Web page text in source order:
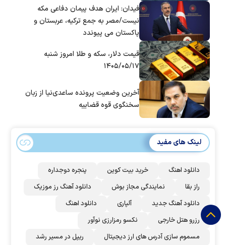
فیدان: ایران هدف پیمان دفاعی مکه
نیست/مصر به جمع ترکیه، عربستان و
پاکستان می پیوندد
قیمت دلار، سکه و طلا امروز شنبه
۱۴۰۵/۰۵/۱۷
آخرین وضعیت پرونده ساعدی‌نیا از زبان
سخنگوی قوه قضاییه
لینک های مفید
دانلود اهنگ خرید بیت کوین
پنجره دوجداره
راز بقا
نمایندگی مجاز بوش
دانلود آهنگ رز‌ موزیک
دانلود آهنگ جدید
آلپاری
دانلود اهنگ
رزرو هتل خارجی
نکسو رمزارزی نوآور
مسموم سازی آدرس های ارز دیجیتال
ریپل در مسیر رشد